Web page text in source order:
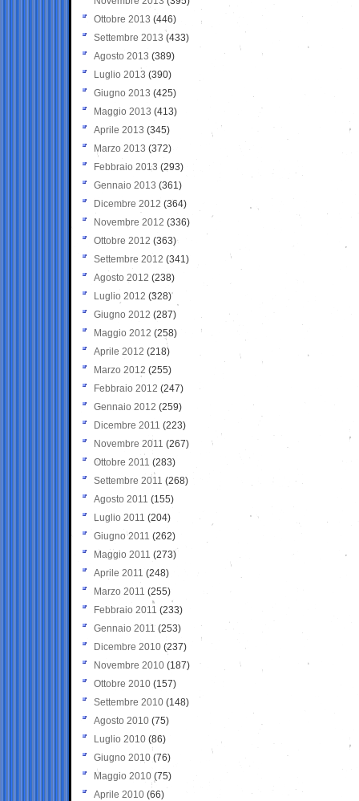
Ottobre 2013 (446)
Settembre 2013 (433)
Agosto 2013 (389)
Luglio 2013 (390)
Giugno 2013 (425)
Maggio 2013 (413)
Aprile 2013 (345)
Marzo 2013 (372)
Febbraio 2013 (293)
Gennaio 2013 (361)
Dicembre 2012 (364)
Novembre 2012 (336)
Ottobre 2012 (363)
Settembre 2012 (341)
Agosto 2012 (238)
Luglio 2012 (328)
Giugno 2012 (287)
Maggio 2012 (258)
Aprile 2012 (218)
Marzo 2012 (255)
Febbraio 2012 (247)
Gennaio 2012 (259)
Dicembre 2011 (223)
Novembre 2011 (267)
Ottobre 2011 (283)
Settembre 2011 (268)
Agosto 2011 (155)
Luglio 2011 (204)
Giugno 2011 (262)
Maggio 2011 (273)
Aprile 2011 (248)
Marzo 2011 (255)
Febbraio 2011 (233)
Gennaio 2011 (253)
Dicembre 2010 (237)
Novembre 2010 (187)
Ottobre 2010 (157)
Settembre 2010 (148)
Agosto 2010 (75)
Luglio 2010 (86)
Giugno 2010 (76)
Maggio 2010 (75)
Aprile 2010 (66)